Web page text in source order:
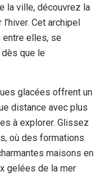
la ville, découvrez la
Cet archipel
elles, se
que le
glacées offrent un
distance avec plus
à explorer. Glissez
où des formations
maisons en
gelées de la mer